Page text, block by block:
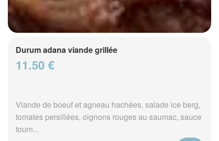
Durum adana viande grillée
11.50 €
Viande de boeuf et agneau hachées, salade ice berg,
tomates persillées, oignons rouges au saumac, sauce
toum...